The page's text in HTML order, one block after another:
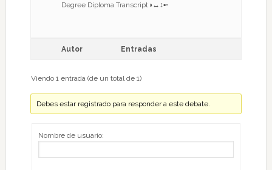
Degree Diploma Transcript◑↔↕▪•
Autor Entradas
Viendo 1 entrada (de un total de 1)
Debes estar registrado para responder a este debate.
Nombre de usuario: